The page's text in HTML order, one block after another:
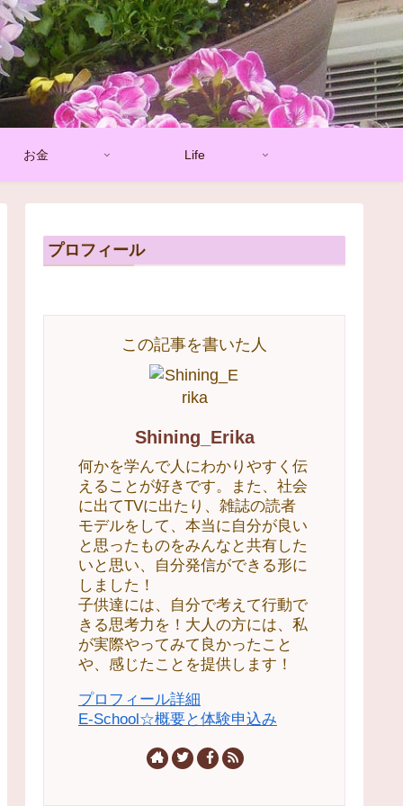
お金 Life
プロフィール
この記事を書いた人
Shining_Erika
何かを学んで人にわかりやすく伝
えることが好きです。また、社会
に出てTVに出たり、雑誌の読者
モデルをして、本当に自分が良い
と思ったものをみんなと共有した
いと思い、自分発信ができる形に
しました！
子供達には、自分で考えて行動で
きる思考力を！大人の方には、私
が実際やってみて良かったこと
や、感じたことを提供します！
プロフィール詳細
E-School☆概要と体験申込み